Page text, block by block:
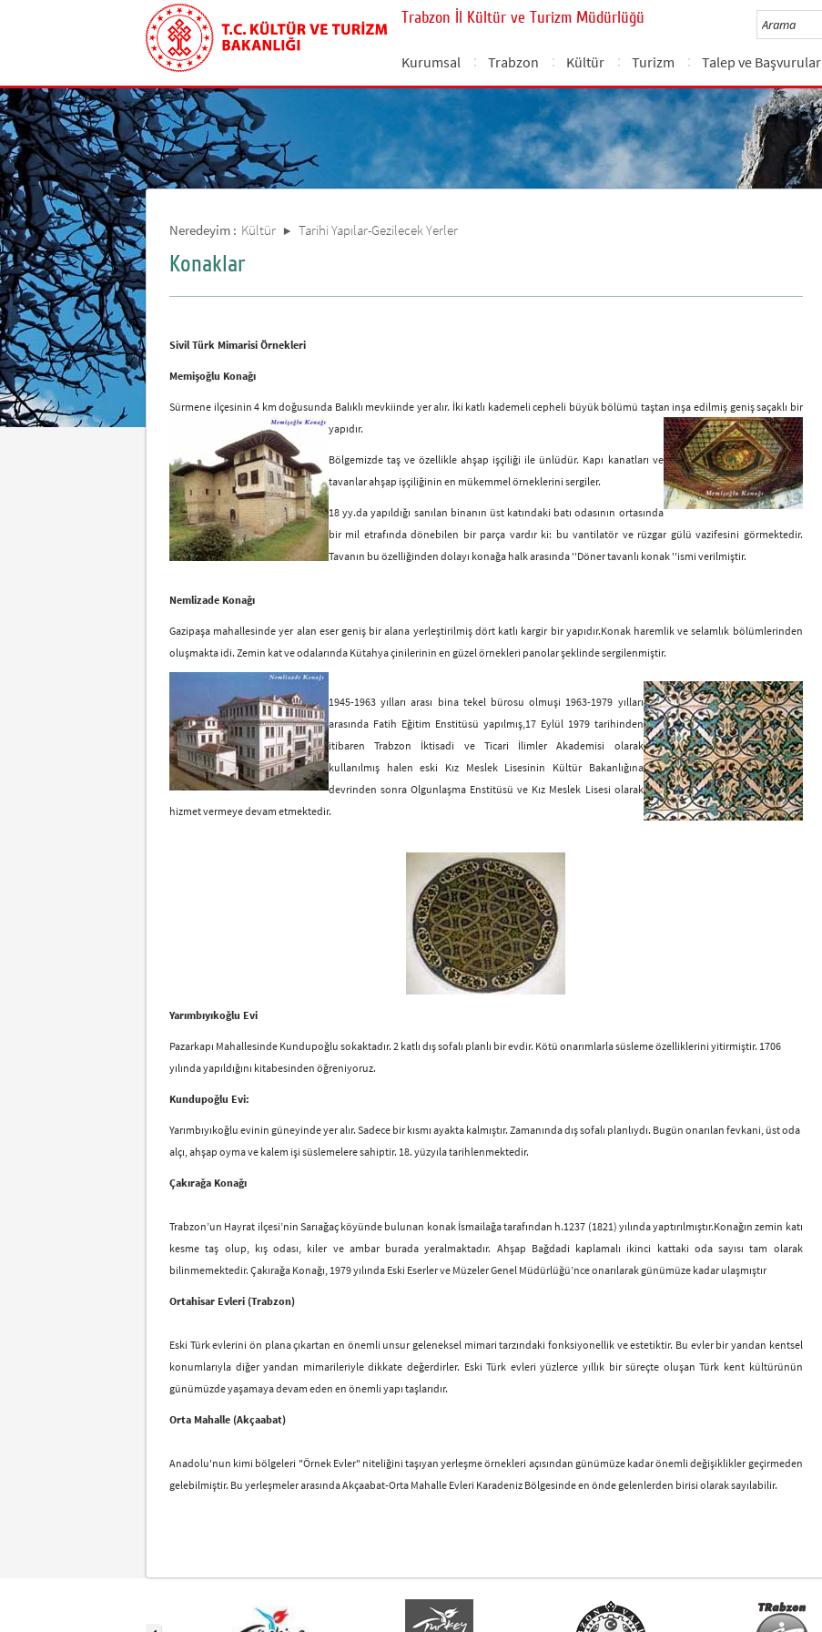
Trabzon İl Kültür ve Turizm Müdürlüğü
Kurumsal Trabzon Kültür Turizm Talep ve Başvurular
Neredeyim : Kültür Tarihi Yapılar-Gezilecek Yerler
Konaklar
Sivil Türk Mimarisi Örnekleri
Memişoğlu Konağı
Sürmene ilçesinin 4 km doğusunda Balıklı mevkiinde yer alır. İki katlı kademeli cepheli büyük bölümü taştan inşa edilmiş geniş saçaklı bir
yapıdır.
Bölgemizde taş ve özellikle ahşap işçiliği ile ünlüdür. Kapı kanatları ve
tavanlar ahşap işçiliğinin en mükemmel örneklerini sergiler.
18 yy.da yapıldığı sanılan binanın üst katındaki batı odasının ortasında
bir mil etrafında dönebilen bir parça vardır ki: bu vantilatör ve rüzgar gülü vazifesini görmektedir.
Tavanın bu özelliğinden dolayı konağa halk arasında ''Döner tavanlı konak ''ismi verilmiştir.
Nemlizade Konağı
Gazipaşa mahallesinde yer alan eser geniş bir alana yerleştirilmiş dört katlı kargir bir yapıdır.Konak haremlik ve selamlık bölümlerinden
oluşmakta idi. Zemin kat ve odalarında Kütahya çinilerinin en güzel örnekleri panolar şeklinde sergilenmiştir.
1945-1963 yılları arası bina tekel bürosu olmuşi 1963-1979 yılları
arasında Fatih Eğitim Enstitüsü yapılmış,17 Eylül 1979 tarihinden
itibaren Trabzon İktisadi ve Ticari İlimler Akademisi olarak
kullanılmış halen eski Kız Meslek Lisesinin Kültür Bakanlığına
devrinden sonra Olgunlaşma Enstitüsü ve Kız Meslek Lisesi olarak
hizmet vermeye devam etmektedir.
Yarımbıyıkoğlu Evi
Pazarkapı Mahallesinde Kundupoğlu sokaktadır. 2 katlı dış sofalı planlı bir evdir. Kötü onarımlarla süsleme özelliklerini yitirmiştir. 1706
yılında yapıldığını kitabesinden öğreniyoruz.
Kundupoğlu Evi:
Yarımbıyıkoğlu evinin güneyinde yer alır. Sadece bir kısmı ayakta kalmıştır. Zamanında dış sofalı planlıydı. Bugün onarılan fevkani, üst oda
alçı, ahşap oyma ve kalem işi süslemelere sahiptir. 18. yüzyıla tarihlenmektedir.
Çakırağa Konağı
Trabzon’un Hayrat ilçesi’nin Sarıağaç köyünde bulunan konak İsmailağa tarafından h.1237 (1821) yılında yaptırılmıştır.Konağın zemin katı
kesme taş olup, kış odası, kiler ve ambar burada yeralmaktadır. Ahşap Bağdadi kaplamalı ikinci kattaki oda sayısı tam olarak
bilinmemektedir. Çakırağa Konağı, 1979 yılında Eski Eserler ve Müzeler Genel Müdürlüğü’nce onarılarak günümüze kadar ulaşmıştır
Ortahisar Evleri (Trabzon)
Eski Türk evlerini ön plana çıkartan en önemli unsur geleneksel mimari tarzındaki fonksiyonellik ve estetiktir. Bu evler bir yandan kentsel
konumlarıyla diğer yandan mimarileriyle dikkate değerdirler. Eski Türk evleri yüzlerce yıllık bir süreçte oluşan Türk kent kültürünün
günümüzde yaşamaya devam eden en önemli yapı taşlarıdır.
Orta Mahalle (Akçaabat)
Anadolu'nun kimi bölgeleri "Örnek Evler" niteliğini taşıyan yerleşme örnekleri açısından günümüze kadar önemli değişiklikler geçirmeden
gelebilmiştir. Bu yerleşmeler arasında Akçaabat-Orta Mahalle Evleri Karadeniz Bölgesinde en önde gelenlerden birisi olarak sayılabilir.